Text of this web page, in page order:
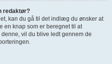
redaktør?
kan du gå til det indlæg du ønsker at
en knap som er beregnet til at
vil du blive ledt gennem de